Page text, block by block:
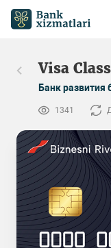
Visa
Банк развития
1341